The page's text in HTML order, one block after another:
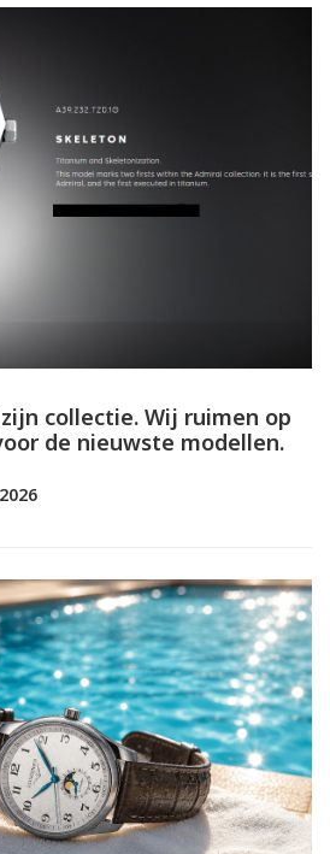
collectie. Wij ruimen op
de nieuwste modellen.